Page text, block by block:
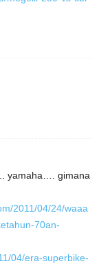
yamaha…. gimana
2011/04/24/waaa
70an-
04/era-superbike-